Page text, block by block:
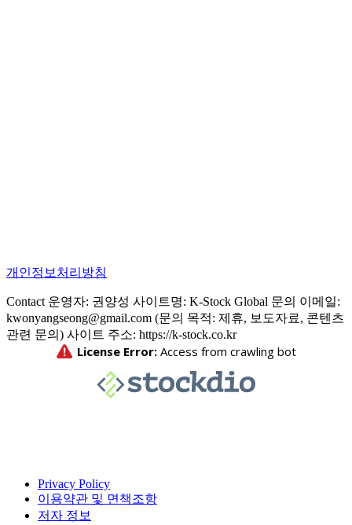
개인정보처리방침
Contact 운영자: 권양성 사이트명: K-Stock Global 문의 이메일:
kwonyangseong@gmail.com (문의 목적: 제휴, 보도자료, 콘텐츠
관련 문의) 사이트 주소: https://k-stock.co.kr
Privacy Policy
이용약관 및 면책조항
저자 정보